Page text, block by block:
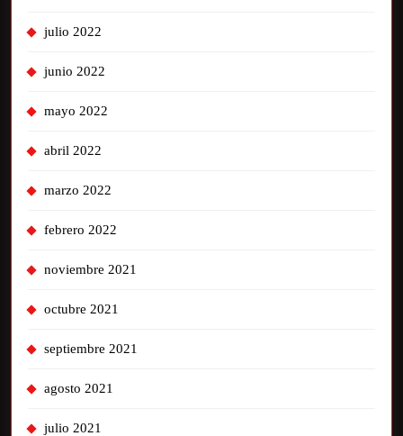
julio 2022
junio 2022
mayo 2022
abril 2022
marzo 2022
febrero 2022
noviembre 2021
octubre 2021
septiembre 2021
agosto 2021
julio 2021